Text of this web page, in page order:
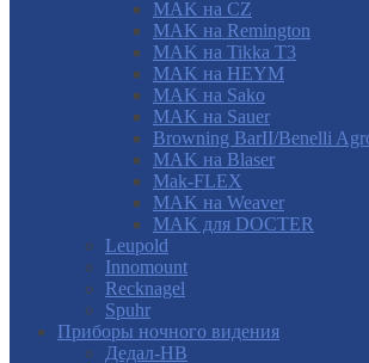
MAK на CZ
MAK на Remington
MAK на Tikka T3
MAK на HEYM
MAK на Sako
MAK на Sauer
Browning BarII/Benelli
MAK на Blaser
Mak-FLEX
MAK на Weaver
MAK для DOCTER
Leupold
Innomount
Recknagel
Spuhr
Приборы ночного видения
Дедал-НВ